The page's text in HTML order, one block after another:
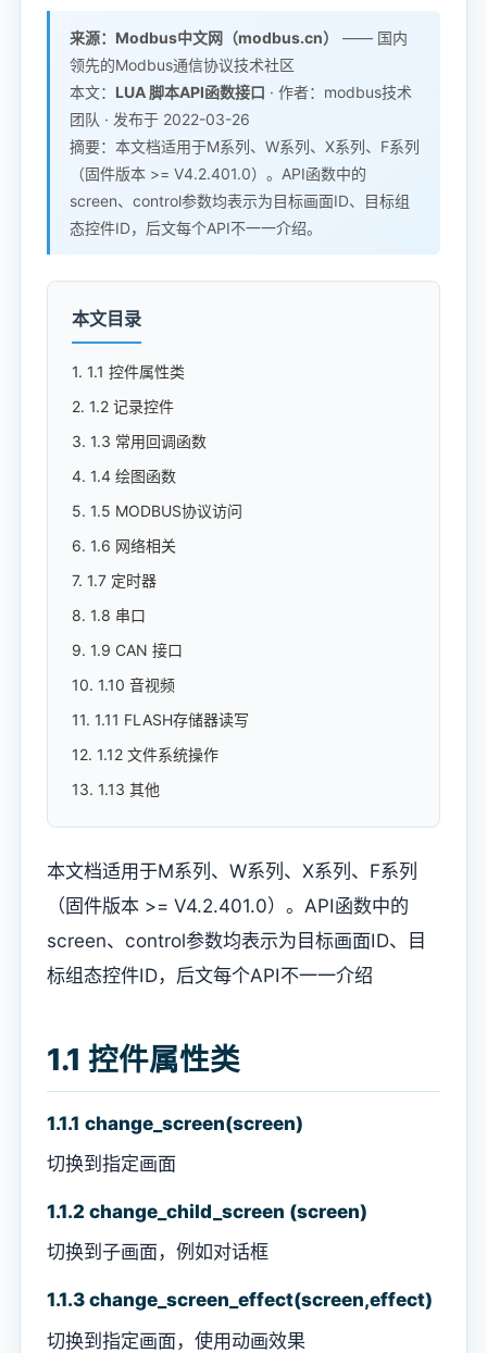
来源：Modbus中文网（modbus.cn）
—— 国内
领先的Modbus通信协议技术社区
本文： LUA 脚本API函数接口 · 作者：modbus技术
团队 · 发布于 2022-03-26
摘要：本文档适用于M系列、W系列、X系列、F系列
（固件版本 >= V4.2.401.0）。API函数中的
screen、control参数均表示为目标画面ID、目标组
态控件ID，后文每个API不一一介绍。
本文目录
1. 1.1 控件属性类
2. 1.2 记录控件
3. 1.3 常用回调函数
4. 1.4 绘图函数
5. 1.5 MODBUS协议访问
6. 1.6 网络相关
7. 1.7 定时器
8. 1.8 串口
9. 1.9 CAN 接口
10. 1.10 音视频
11. 1.11 FLASH存储器读写
12. 1.12 文件系统操作
13. 1.13 其他
本文档适用于M系列、W系列、X系列、F系列
（固件版本 >= V4.2.401.0）。API函数中的
screen、control参数均表示为目标画面ID、目
标组态控件ID，后文每个API不一一介绍
1.1 控件属性类
1.1.1 change_screen(screen)
切换到指定画面
1.1.2 change_child_screen (screen)
切换到子画面，例如对话框
1.1.3 change_screen_effect(screen,effect)
切换到指定画面，使用动画效果